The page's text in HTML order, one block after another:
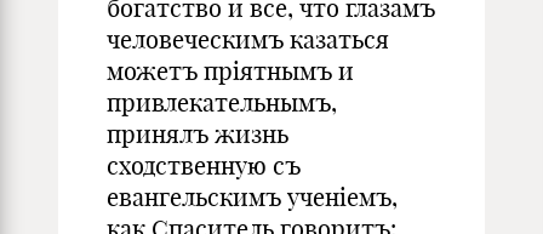
богатство и все, что глазамъ
человеческимъ казаться
можетъ пріятнымъ и
привлекательнымъ,
принялъ жизнь
сходственную съ
евангельскимъ ученіемъ,